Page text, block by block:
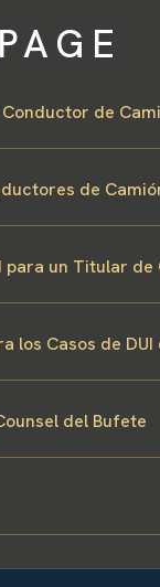
de
de
para un Titular de
los Casos de
del Bufete